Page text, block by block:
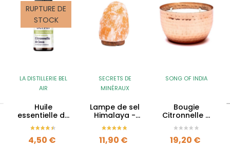
RUPTURE DE
STOCK
LA DISTILLERIE BEL
AIR
Huile
essentielle de
Citronnelle de
Java BIO -
10ml
Prix
4,50 €
SECRETS DE
MINÉRAUX
Lampe de sel
Himalaya -
1.5kg à 2kg
Prix
11,90 €
SONG OF INDIA
Bougie
Citronnelle &
Lavande -
Tridosha
Prix
19,20 €